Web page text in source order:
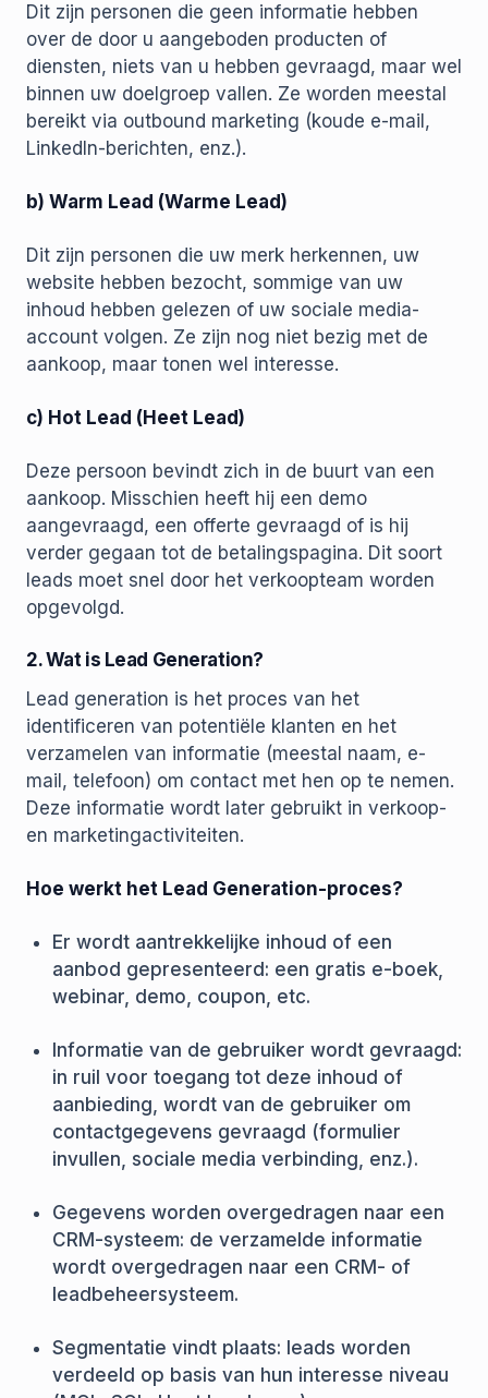
Dit zijn personen die geen informatie hebben
over de door u aangeboden producten of
diensten, niets van u hebben gevraagd, maar wel
binnen uw doelgroep vallen. Ze worden meestal
bereikt via outbound marketing (koude e-mail,
LinkedIn-berichten, enz.).
b) Warm Lead (Warme Lead)
Dit zijn personen die uw merk herkennen, uw
website hebben bezocht, sommige van uw
inhoud hebben gelezen of uw sociale media-
account volgen. Ze zijn nog niet bezig met de
aankoop, maar tonen wel interesse.
c) Hot Lead (Heet Lead)
Deze persoon bevindt zich in de buurt van een
aankoop. Misschien heeft hij een demo
aangevraagd, een offerte gevraagd of is hij
verder gegaan tot de betalingspagina. Dit soort
leads moet snel door het verkoopteam worden
opgevolgd.
2. Wat is Lead Generation?
Lead generation is het proces van het
identificeren van potentiële klanten en het
verzamelen van informatie (meestal naam, e-
mail, telefoon) om contact met hen op te nemen.
Deze informatie wordt later gebruikt in verkoop-
en marketingactiviteiten.
Hoe werkt het Lead Generation-proces?
Er wordt aantrekkelijke inhoud of een
aanbod gepresenteerd: een gratis e-boek,
webinar, demo, coupon, etc.
Informatie van de gebruiker wordt gevraagd:
in ruil voor toegang tot deze inhoud of
aanbieding, wordt van de gebruiker om
contactgegevens gevraagd (formulier
invullen, sociale media verbinding, enz.).
Gegevens worden overgedragen naar een
CRM-systeem: de verzamelde informatie
wordt overgedragen naar een CRM- of
leadbeheersysteem.
Segmentatie vindt plaats: leads worden
verdeeld op basis van hun interesse niveau